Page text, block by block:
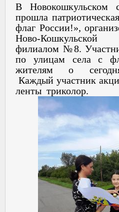
В Новокошкульском
прошла
флаг России!»,
Ново-
филиалом №8.
по улицам села с
жителям о
Каждый участник
ленты триколор.